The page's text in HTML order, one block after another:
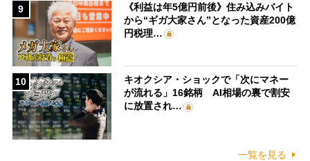
9
《利益は年5億円前後》住み込みバイト
から“ギガ大家さん”となった資産200億
円税理…
10
キオクシア・ショックで「次にマネー
が流れる」16銘柄 AI相場の裏で割安
に放置され…
一覧を見る